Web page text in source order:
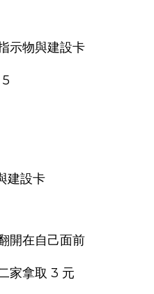
示物與建設卡
建設卡
開在自己面前
家拿取 3 元